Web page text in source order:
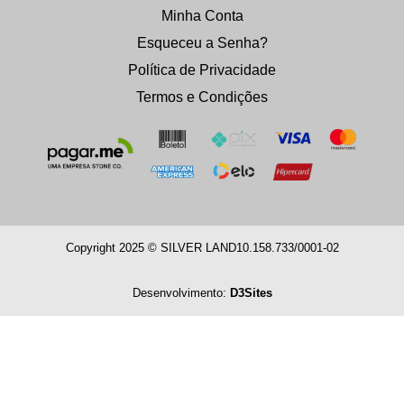
Minha Conta
Esqueceu a Senha?
Política de Privacidade
Termos e Condições
Copyright 2025 © SILVER LAND10.158.733/0001-02
Desenvolvimento: D3Sites